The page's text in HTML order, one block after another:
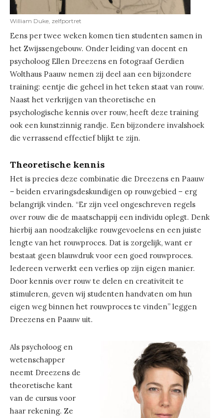
William Duke, zelfportret
Eens per twee weken komen tien studenten samen in
het Zwijssengebouw. Onder leiding van docent en
psycholoog Ellen Dreezens en fotograaf Gerdien
Wolthaus Paauw nemen zij deel aan een bijzondere
training: eentje die geheel in het teken staat van rouw.
Naast het verkrijgen van theoretische en
psychologische kennis over rouw, heeft deze training
ook een kunstzinnig randje. Een bijzondere invalshoek
die verrassend effectief blijkt te zijn.
Theoretische kennis
Het is precies deze combinatie die Dreezens en Paauw
– beiden ervaringsdeskundigen op rouwgebied – erg
belangrijk vinden. “Er zijn veel ongeschreven regels
over rouw die de maatschappij een individu oplegt. Denk
hierbij aan noodzakelijke rouwgevoelens en een juiste
lengte van het rouwproces. Dat is zorgelijk, want er
bestaat geen blauwdruk voor een goed rouwproces.
Iedereen verwerkt een verlies op zijn eigen manier.
Door kennis over rouw te delen en creativiteit te
stimuleren, geven wij studenten handvaten om hun
eigen weg binnen het rouwproces te vinden” leggen
Dreezens en Paauw uit.
Als psycholoog en
wetenschapper
neemt Dreezens de
theoretische kant
van de cursus voor
haar rekening. Ze